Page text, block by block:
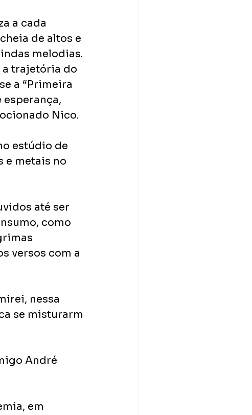
a cada
de altos e
melodias.
a trajetória do
a “Primeira
esperança,
Nico.
estúdio de
e metais no
até ser
como
versos com a
nessa
se misturarm
André
em